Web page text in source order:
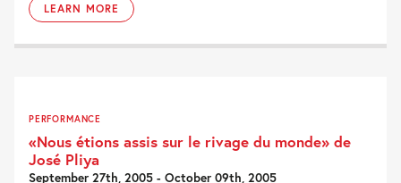
LEARN MORE
PERFORMANCE
«Nous étions assis sur le rivage du monde» de
José Pliya
September 27th, 2005 - October 09th, 2005